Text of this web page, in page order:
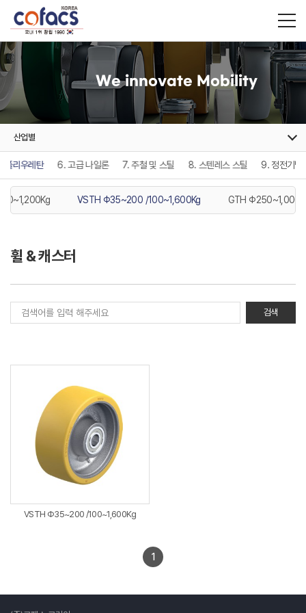
We innovate Mobility
산업별
폴리우레탄 6. 고급 나일론 7. 주철 및 스틸 8. 스텐레스 스틸 9. 정전기방
VSTH Φ35~200 /100~1,600Kg GTH Φ250~1,000
휠 & 캐스터
VSTH Φ35~200 /100~1,600Kg
1